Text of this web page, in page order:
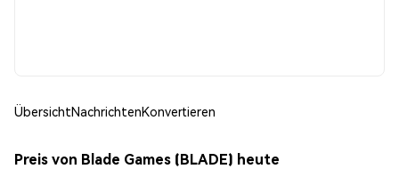
ÜbersichtNachrichtenKonvertieren
Preis von Blade Games (BLADE) heute